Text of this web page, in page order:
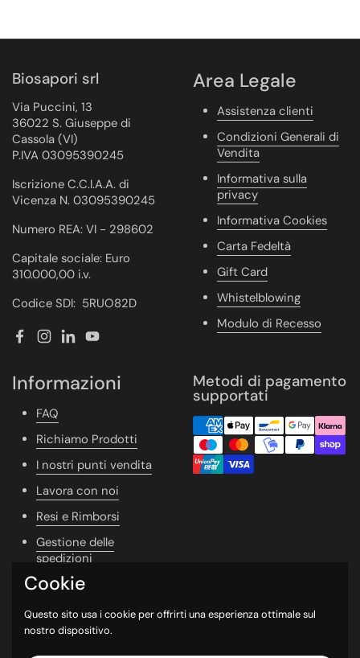
Biosapori srl
Via Puccini, 13
36022 S. Giuseppe di
Cassola (VI)
P.IVA 03095390245
Iscrizione C.C.I.A.A. di
Vicenza N. 03095390245
Numero REA: VI - 298602
Capitale sociale: Euro
310.000,00 i.v.
Codice SDI: 5RUO82D
Facebook
Instagram
LinkedInYouTube
Area Legale
Assistenza clienti
Condizioni Generali di
Vendita
Informativa sulla
privacy
Informativa Cookies
Carta Fedeltà
Gift Card
Whistelblowing
Modulo di Recesso
Informazioni
FAQ
Richiamo Prodotti
I nostri punti vendita
Lavora con noi
Resi e Rimborsi
Gestione delle
spedizioni
Vivere Naturale
Whishlist
Newsletter
Metodi di pagamento
supportati
Cookie
Questo sito usa i cookie per offrirti una esperienza ottimale sul
nostro dispositivo.